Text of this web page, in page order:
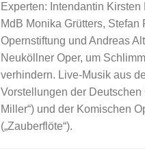
Experten: Intendantin Kirsten
MdB Monika Grütters, Stefan
Opernstiftung und Andreas
Neuköllner Oper, um
verhindern. Live-Musik aus
Vorstellungen der Deutschen
Miller“) und der Komischen
(„Zauberflöte“).